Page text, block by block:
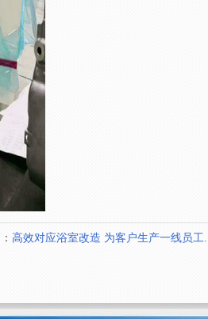
高效对应浴室改造 为客户生产一线员工...